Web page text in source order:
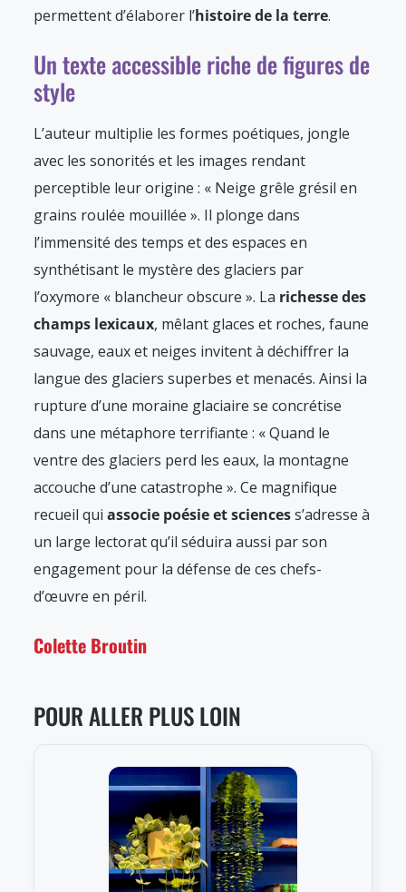
permettent d’élaborer l’histoire de la terre.
Un texte accessible riche de figures de
style
L’auteur multiplie les formes poétiques, jongle
avec les sonorités et les images rendant
perceptible leur origine : « Neige grêle grésil en
grains roulée mouillée ». Il plonge dans
l’immensité des temps et des espaces en
synthétisant le mystère des glaciers par
l’oxymore « blancheur obscure ». La richesse des
champs lexicaux, mêlant glaces et roches, faune
sauvage, eaux et neiges invitent à déchiffrer la
langue des glaciers superbes et menacés. Ainsi la
rupture d’une moraine glaciaire se concrétise
dans une métaphore terrifiante : « Quand le
ventre des glaciers perd les eaux, la montagne
accouche d’une catastrophe ». Ce magnifique
recueil qui associe poésie et sciencess’adresse à
un large lectorat qu’il séduira aussi par son
engagement pour la défense de ces chefs-
d’œuvre en péril.
Colette Broutin
POUR ALLER PLUS LOIN